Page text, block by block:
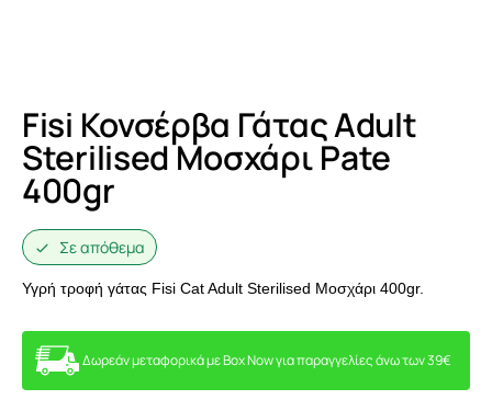
Fisi Κονσέρβα Γάτας Adult
Sterilised Μοσχάρι Pate
400gr
Σε απόθεμα
Υγρή τροφή γάτας Fisi Cat Adult Sterilised Μοσχάρι 400gr.
Δωρεάν μεταφορικά με Box Now για παραγγελίες άνω των 39€